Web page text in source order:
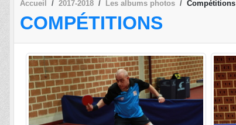
Accueil 2017-2018 Les albums photos Compétitions
COMPÉTITIONS